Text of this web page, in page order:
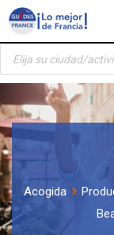
Panel de gestión de
Skip
content
Búsqueda
productos
Acogida